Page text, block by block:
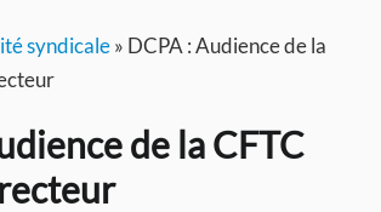
syndicale» DCPA : Audience de la
de la CFTC